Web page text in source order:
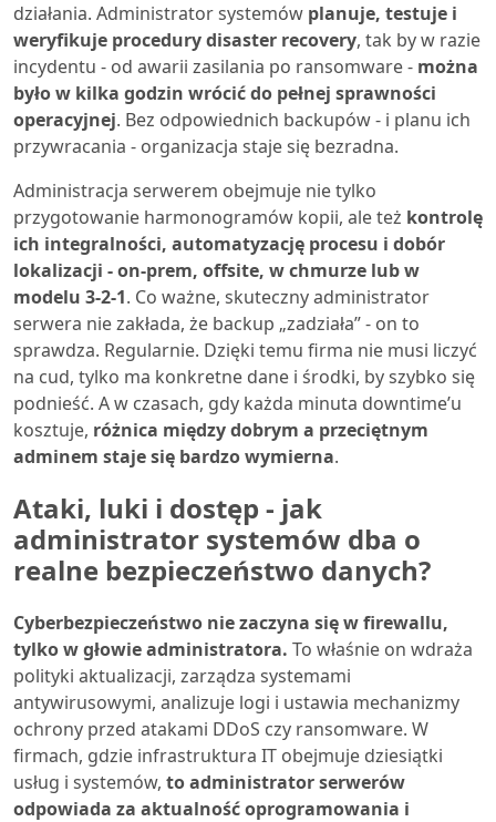
działania. Administrator systemów planuje, testuje i
weryfikuje procedury disaster recovery, tak by w razie
incydentu - od awarii zasilania po ransomware - można
było w kilka godzin wrócić do pełnej sprawności
operacyjnej. Bez odpowiednich backupów - i planu ich
przywracania - organizacja staje się bezradna.
Administracja serwerem obejmuje nie tylko
przygotowanie harmonogramów kopii, ale też kontrolę
ich integralności, automatyzację procesu i dobór
lokalizacji - on-prem, offsite, w chmurze lub w
modelu 3-2-1. Co ważne, skuteczny administrator
serwera nie zakłada, że backup „zadziała” - on to
sprawdza. Regularnie. Dzięki temu firma nie musi liczyć
na cud, tylko ma konkretne dane i środki, by szybko się
podnieść. A w czasach, gdy każda minuta downtime’u
kosztuje, różnica między dobrym a przeciętnym
adminem staje się bardzo wymierna.
Ataki, luki i dostęp - jak
administrator systemów dba o
realne bezpieczeństwo danych?
Cyberbezpieczeństwo nie zaczyna się w firewallu,
tylko w głowie administratora. To właśnie on wdraża
polityki aktualizacji, zarządza systemami
antywirusowymi, analizuje logi i ustawia mechanizmy
ochrony przed atakami DDoS czy ransomware. W
firmach, gdzie infrastruktura IT obejmuje dziesiątki
usług i systemów, to administrator serwerów
odpowiada za aktualność oprogramowania i